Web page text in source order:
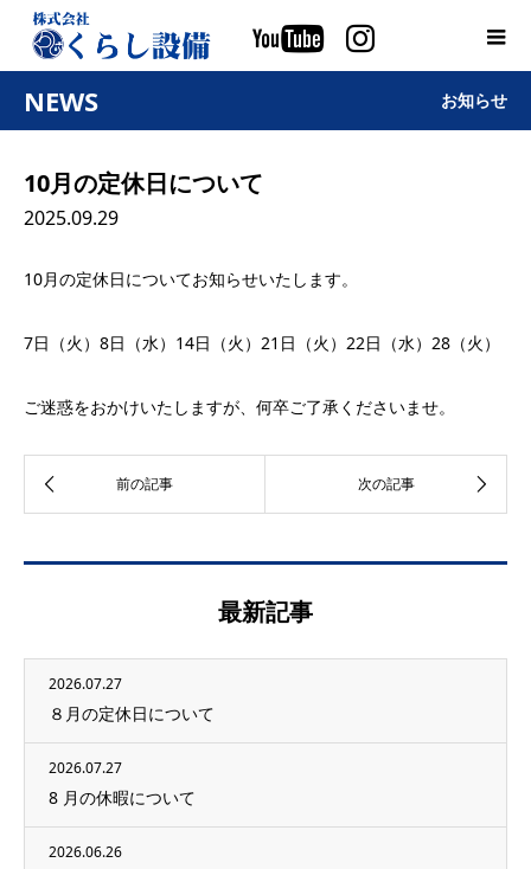
NEWS お知らせ
10月の定休日について
2025.09.29
10月の定休日についてお知らせいたします。
7日（火）8日（水）14日（火）21日（火）22日（水）28（火）
ご迷惑をおかけいたしますが、何卒ご了承くださいませ。
最新記事
2026.07.27
８月の定休日について
2026.07.27
8 月の休暇について
2026.06.26